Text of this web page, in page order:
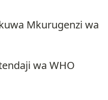
Mkurugenzi wa
wa WHO